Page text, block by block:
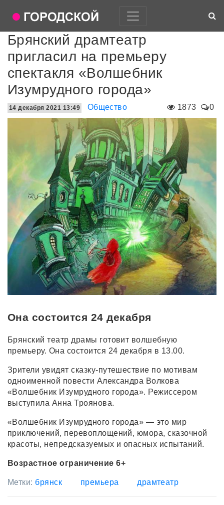
Брянский драмтеатр
пригласил на премьеру
спектакля «Волшебник
Изумрудного города»
1873 0
14 декабря 2021 13:49 Общество
Она состоится 24 декабря
Брянский театр драмы готовит волшебную
премьеру. Она состоится 24 декабря в 13.00.
Зрители увидят сказку-путешествие по мотивам
одноименной повести Александра Волкова
«Волшебник Изумрудного города». Режиссером
выступила Анна Троянова.
«Волшебник Изумрудного города» — это мир
приключений, перевоплощений, юмора, сказочной
красоты, непредсказуемых и опасных испытаний.
Возрастное ограничение 6+
Метки: брянск премьера драмтеатр